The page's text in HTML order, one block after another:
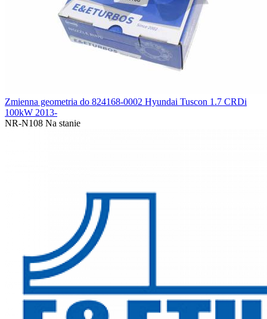
Zmienna geometria do 824168-0002 Hyundai Tuscon 1.7 CRDi
100kW 2013-
NR-N108 Na stanie